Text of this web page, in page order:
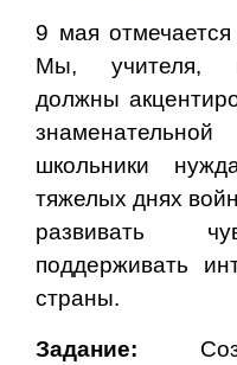
9 мая
Мы, учителя,
должны
школьники
тяжелых днях
развивать
поддерживать
страны.
Задание: